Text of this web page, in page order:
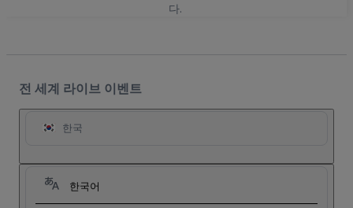
다.
전 세계 라이브 이벤트
한국
한국어